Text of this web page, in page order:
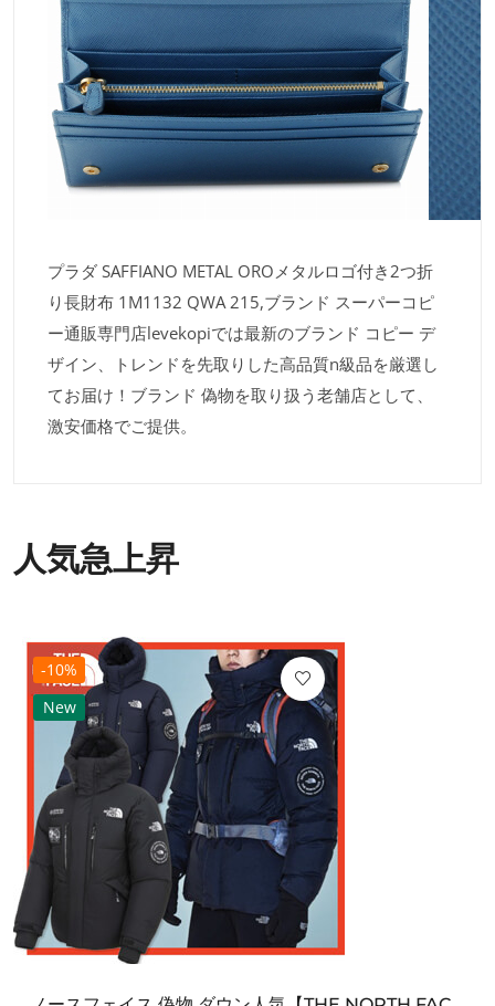
プラダ SAFFIANO METAL OROメタルロゴ付き2つ折
り長財布 1M1132 QWA 215,ブランド スーパーコピ
ー通販専門店levekopiでは最新のブランド コピー デ
ザイン、トレンドを先取りした高品質n級品を厳選し
てお届け！ブランド 偽物を取り扱う老舗店として、
激安価格でご提供。
人気急上昇
-10%
New